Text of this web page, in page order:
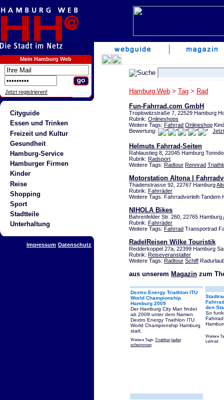
Mein Hamburg Web
Jetzt registrieren!
Cityguide
Essen und Trinken
Freizeit und Kultur
Gesundheit
Hamburg-Service
Hamburger Firmen
Kinder
Reise
Shopping
Sport
Stadtteile
Unterhaltung
Impressum Datenschutz
Hamburg Web > Tag > Rad
Fun-Fahrrad.com GmbH
Troplowitzstraße 7, 22529 Hamburg
Rubrik: Onlineshops
Weitere Tags: Fahrrad Onlineshop
Bewertung:
Helmuts Fahrrad-Seiten
Rahlaustieg 8, 22045 Hamburg
Rubrik: Radsport
Weitere Tags: Radtour Rennrad
Motorstation Altona |
Thadenstrasse 92, 22767 Hamburg
Rubrik: Fahrräder
Weitere Tags: Fahrradverleih
NIHOLA Bikes
Bahrenfelder Str. 260, 22765 Hamburg
Rubrik: Fahrräder
Weitere Tags: Fahrrad Transportrad
RadelReisen Wilke Touristik
Redderkoppel 27a, 22399 Hamburg
Rubrik: Reiseveranstalter
Weitere Tags: Radtour Schiff
aus unserem Magazin zum
Dextro Energy Triathlon ITU
World Championship
Hamburg 2009
Der Hamburg City Man findet
ab 2009 unter dem Namen
Dextro Energy Triathlon ITU
World Championship Hamburg
statt.
Weitere Tags: Triathlon laufen
schwimmen
den
So
Weitere
Leihrad